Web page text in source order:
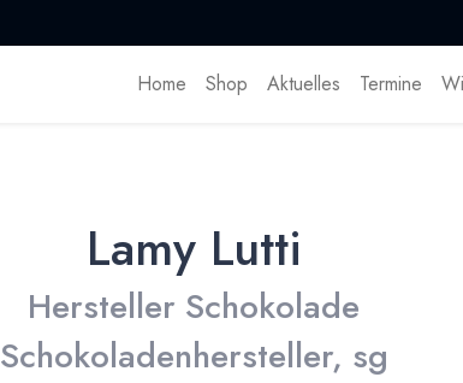
Home Shop Aktuelles Termine
Lamy Lutti
Hersteller Schokolade
Schokoladenhersteller, sg